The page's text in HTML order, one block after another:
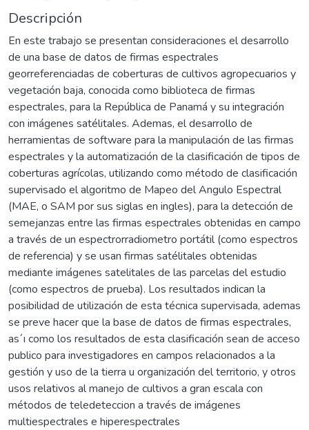
Descripción
En este trabajo se presentan consideraciones el desarrollo
de una base de datos de firmas espectrales
georreferenciadas de coberturas de cultivos agropecuarios y
vegetación baja, conocida como biblioteca de firmas
espectrales, para la República de Panamá y su integración
con imágenes satélitales. Ademas, el desarrollo de
herramientas de software para la manipulación de las firmas
espectrales y la automatización de la clasificación de tipos de
coberturas agrícolas, utilizando como método de clasificación
supervisado el algoritmo de Mapeo del Angulo Espectral
(MAE, o SAM por sus siglas en ingles), para la detección de
semejanzas entre las firmas espectrales obtenidas en campo
a través de un espectrorradiometro portátil (como espectros
de referencia) y se usan firmas satélitales obtenidas
mediante imágenes satelitales de las parcelas del estudio
(como espectros de prueba). Los resultados indican la
posibilidad de utilización de esta técnica supervisada, ademas
se preve hacer que la base de datos de firmas espectrales,
as´ı como los resultados de esta clasificación sean de acceso
publico para investigadores en campos relacionados a la
gestión y uso de la tierra u organización del territorio, y otros
usos relativos al manejo de cultivos a gran escala con
métodos de teledeteccion a través de imágenes
multiespectrales e hiperespectrales